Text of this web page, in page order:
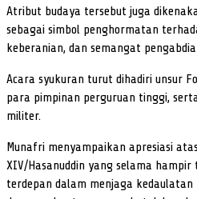
Atribut budaya tersebut juga
sebagai simbol penghormatan
keberanian, dan semangat
Acara syukuran turut dihadiri unsur
para pimpinan perguruan tinggi,
militer.
Munafri menyampaikan apresiasi
XIV/Hasanuddin yang selama hampir
terdepan dalam menjaga